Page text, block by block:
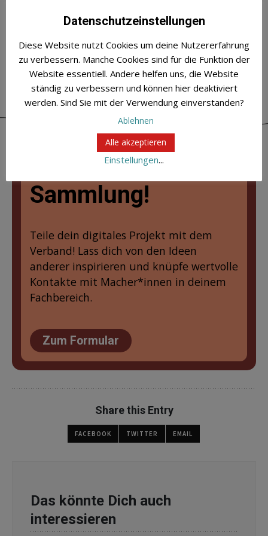
Dein Projekt gehört
in unsere
Sammlung!
Teile dein digitales Projekt mit dem
Verband! Lass dich von den Ideen
anderer inspirieren und knüpfe wertvolle
Kontakte mit Macher*innen in deinem
Fachbereich.
Zum Formular
Share this Entry
FACEBOOK TWITTER EMAIL
Das könnte Dich auch
interessieren
Datenschutzeinstellungen
Diese Website nutzt Cookies um deine Nutzererfahrung
zu verbessern. Manche Cookies sind für die Funktion der
Website essentiell. Andere helfen uns, die Website
ständig zu verbessern und können hier deaktiviert
werden. Sind Sie mit der Verwendung einverstanden?
Ablehnen
Alle akzeptieren
Einstellungen...